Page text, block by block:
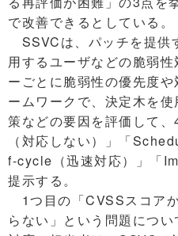
で改善できるとしている。
SSVCは、パッチを提供
用するユーザなどの脆弱
ーごとに脆弱性の優先度
ームワークで、決定木を
策などの要因を評価して
（対応しない）」「
f-cycle（迅速対応）」「
提示する。
1つ目の「CVSSスコア
らない」という問題につ